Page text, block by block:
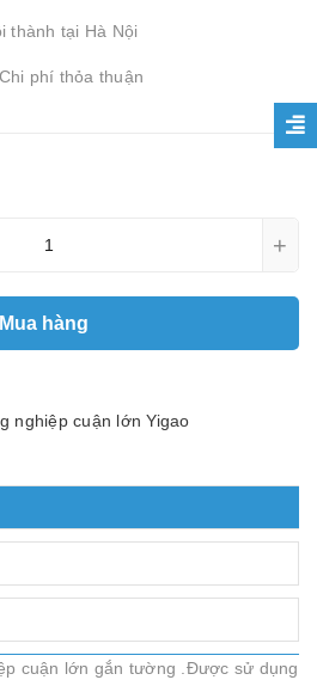
thành tại Hà Nội
phí thỏa thuận
+
Mua hàng
nghiệp cuận lớn Yigao
cuận lớn gắn tường .Được sử dụng